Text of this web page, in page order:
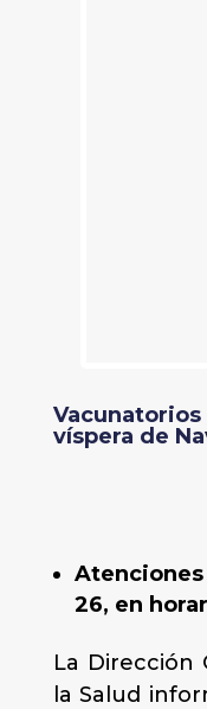
víspera de
Atenciones
26, en
La Dirección
la Salud